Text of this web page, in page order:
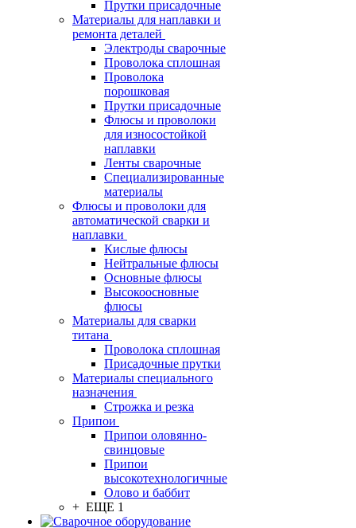
Прутки присадочные
Материалы для наплавки и
ремонта деталей
Электроды сварочные
Проволока сплошная
Проволока
порошковая
Прутки присадочные
Флюсы и проволоки
для износостойкой
наплавки
Ленты сварочные
Специализированные
материалы
Флюсы и проволоки для
автоматической сварки и
наплавки
Кислые флюсы
Нейтральные флюсы
Основные флюсы
Высокоосновные
флюсы
Материалы для сварки
титана
Проволока сплошная
Присадочные прутки
Материалы специального
назначения
Строжка и резка
Припои
Припои оловянно-
свинцовые
Припои
высокотехнологичные
Олово и баббит
+ ЕЩЕ 1